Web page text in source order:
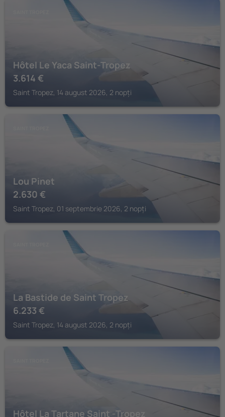
Hôtel Le Yaca Saint-Tropez
3.614 €
Saint Tropez, 14 august 2026, 2 nopți
Lou Pinet
2.630 €
Saint Tropez, 01 septembrie 2026, 2 nopți
La Bastide de Saint Tropez
6.233 €
Saint Tropez, 14 august 2026, 2 nopți
Hôtel La Tartane Saint -Tropez